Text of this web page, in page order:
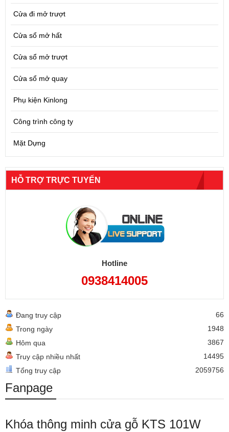
Cửa đi mở trượt
Cửa sổ mở hất
Cửa sổ mở trượt
Cửa sổ mở quay
Phụ kiện Kinlong
Công trình công ty
Mặt Dựng
HỖ TRỢ TRỰC TUYẾN
Hotline
0938414005
Đang truy cập
66
Trong ngày
1948
Hôm qua
3867
Truy cập nhiều nhất
14495
Tổng truy cập
2059756
Fanpage
Khóa thông minh cửa gỗ KTS 101W